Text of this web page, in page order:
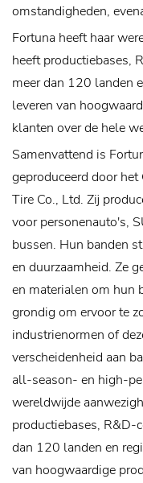
omstandigheden,
Fortuna heeft haar
heeft productiebases,
meer dan 120 landen
leveren van
klanten over de hele
Samenvattend is
geproduceerd door
Tire Co., Ltd. Zij
voor personenauto's,
bussen. Hun banden
en duurzaamheid. Ze
en materialen om hun
grondig om ervoor te
industrienormen of
verscheidenheid aan
all-season- en high-
wereldwijde
productiebases, R&D-
dan 120 landen en
van hoogwaardige